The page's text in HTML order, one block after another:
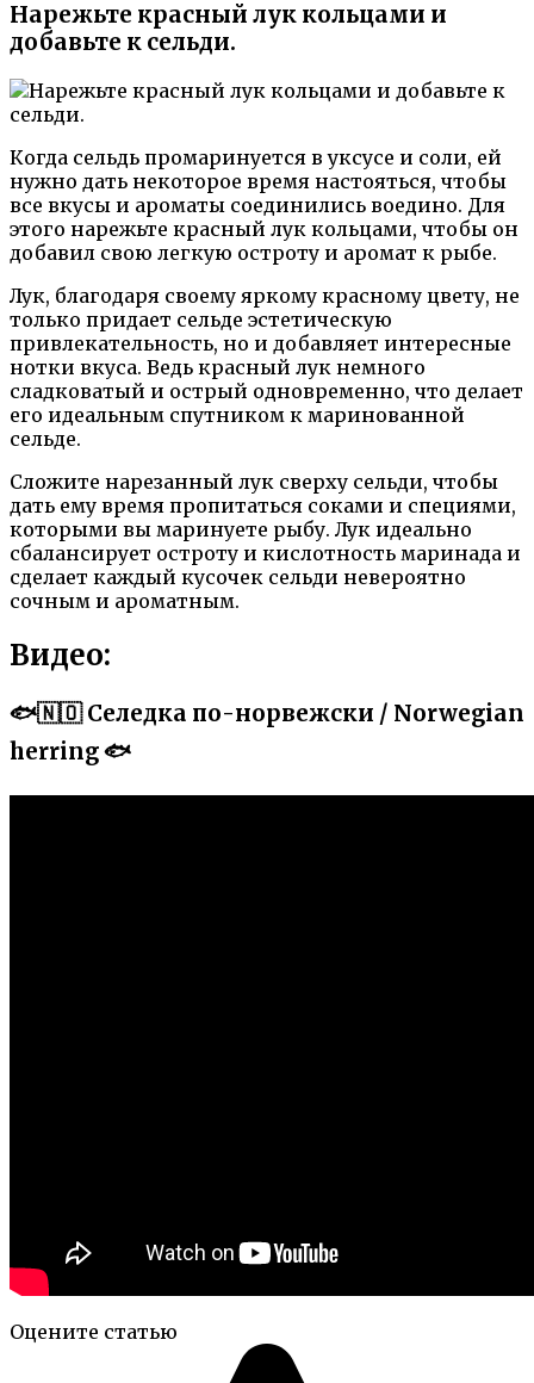
Нарежьте красный лук кольцами и
добавьте к сельди.
Когда сельдь промаринуется в уксусе и соли, ей
нужно дать некоторое время настояться, чтобы
все вкусы и ароматы соединились воедино. Для
этого нарежьте красный лук кольцами, чтобы он
добавил свою легкую остроту и аромат к рыбе.
Лук, благодаря своему яркому красному цвету, не
только придает сельде эстетическую
привлекательность, но и добавляет интересные
нотки вкуса. Ведь красный лук немного
сладковатый и острый одновременно, что делает
его идеальным спутником к маринованной
сельде.
Сложите нарезанный лук сверху сельди, чтобы
дать ему время пропитаться соками и специями,
которыми вы маринуете рыбу. Лук идеально
сбалансирует остроту и кислотность маринада и
сделает каждый кусочек сельди невероятно
сочным и ароматным.
Видео:
🐟🇳🇴 Селедка по-норвежски / Norwegian
herring 🐟
Оцените статью